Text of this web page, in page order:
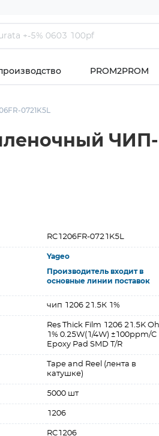
PROM2PROM
0721K5L
RC1206FR-0721K5L
Yageo
Производитель входит в
основные линии поставок
чип 1206 21.5К 1%
Res Thick Film 1206 21.5K
1% 0.25W(1/4W) ±100ppm/C
Epoxy Pad SMD T/R
Tape and Reel (лента в
катушке)
5000 шт
1206
RC1206